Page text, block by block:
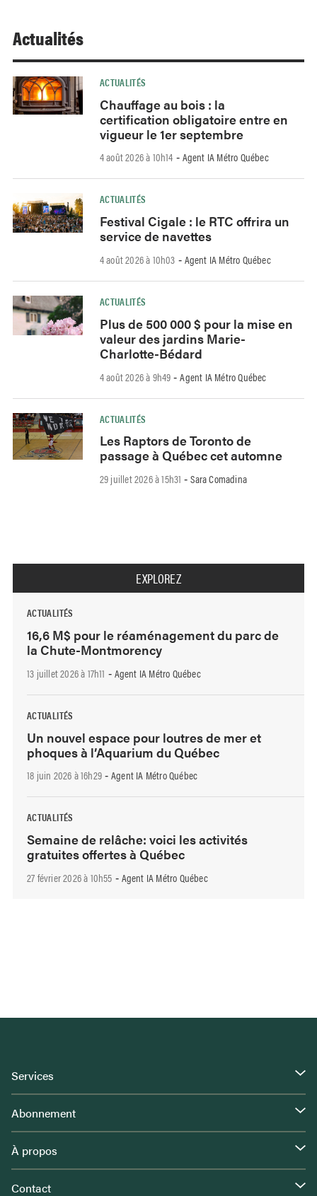
Actualités
ACTUALITÉS
Chauffage au bois : la
certification obligatoire entre en
vigueur le 1er septembre
4 août 2026 à 10h14 - Agent IA Métro Québec
ACTUALITÉS
Festival Cigale : le RTC offrira un
service de navettes
4 août 2026 à 10h03 - Agent IA Métro Québec
ACTUALITÉS
Plus de 500 000 $ pour la mise en
valeur des jardins Marie-
Charlotte-Bédard
4 août 2026 à 9h49 -Agent IA Métro Québec
ACTUALITÉS
Les Raptors de Toronto de
passage à Québec cet automne
29 juillet 2026 à 15h31 -Sara Comadina
EXPLOREZ
ACTUALITÉS
16,6 M$ pour le réaménagement du parc de
la Chute-Montmorency
13 juillet 2026 à 17h11 - Agent IA Métro Québec
ACTUALITÉS
Un nouvel espace pour loutres de mer et
phoques à l’Aquarium du Québec
18 juin 2026 à 16h29 - Agent IA Métro Québec
ACTUALITÉS
Semaine de relâche: voici les activités
gratuites offertes à Québec
27 février 2026 à 10h55 - Agent IA Métro Québec
Services
Abonnement
À propos
Contact